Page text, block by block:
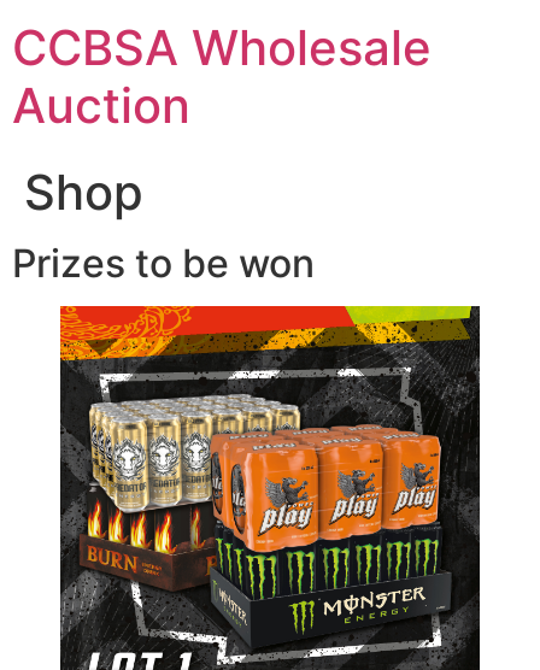
to
content
CCBSA Wholesale
Auction
Shop
Prizes to be won